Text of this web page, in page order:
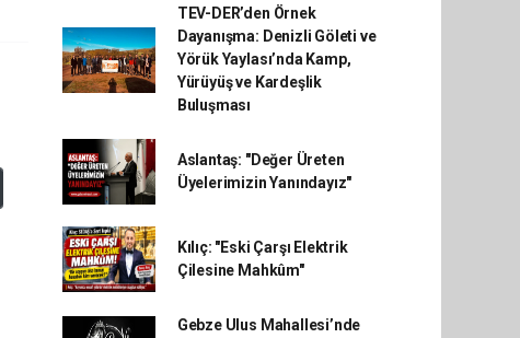
TEV-DER’den Örnek
Dayanışma: Denizli Göleti ve
Yörük Yaylası’nda Kamp,
Yürüyüş ve Kardeşlik
Buluşması
Aslantaş: "Değer Üreten
Üyelerimizin Yanındayız"
Kılıç: "Eski Çarşı Elektrik
Çilesine Mahkûm"
Gebze Ulus Mahallesi’nde